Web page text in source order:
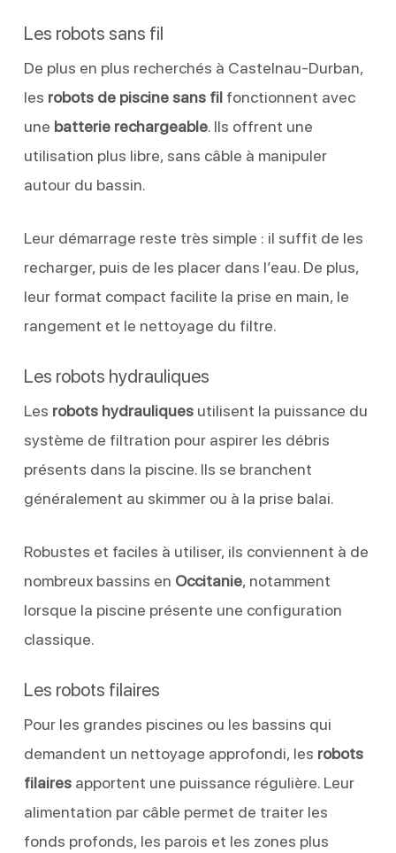
Les robots sans fil
De plus en plus recherchés à Castelnau-Durban,
les robots de piscine sans filfonctionnent avec
une batterie rechargeable. Ils offrent une
utilisation plus libre, sans câble à manipuler
autour du bassin.
Leur démarrage reste très simple : il suffit de les
recharger, puis de les placer dans l’eau. De plus,
leur format compact facilite la prise en main, le
rangement et le nettoyage du filtre.
Les robots hydrauliques
Les robots hydrauliquesutilisent la puissance du
système de filtration pour aspirer les débris
présents dans la piscine. Ils se branchent
généralement au skimmer ou à la prise balai.
Robustes et faciles à utiliser, ils conviennent à de
nombreux bassins en Occitanie, notamment
lorsque la piscine présente une configuration
classique.
Les robots filaires
Pour les grandes piscines ou les bassins qui
demandent un nettoyage approfondi, les robots
filairesapportent une puissance régulière. Leur
alimentation par câble permet de traiter les
fonds profonds, les parois et les zones plus